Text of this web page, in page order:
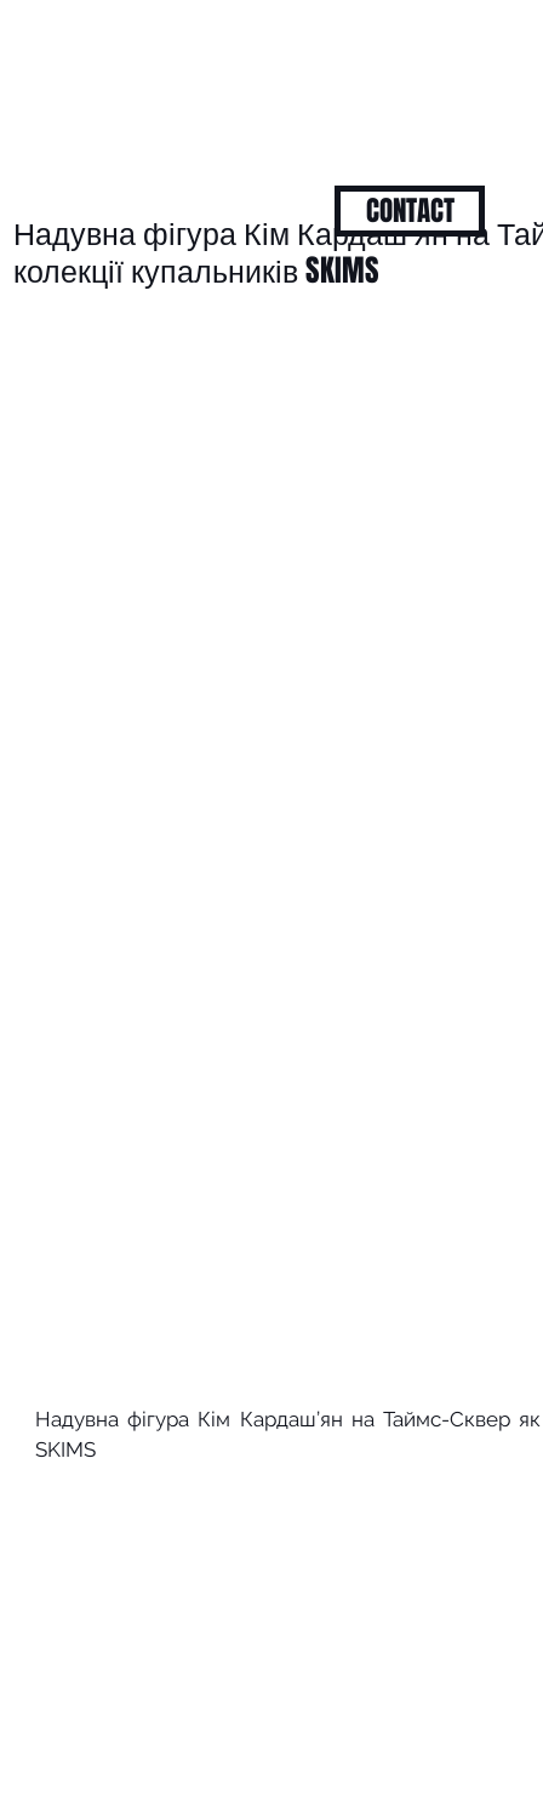
Надувна фігура Кім Кардаш’ян на
колекції купальників SKIMS
Надувна фігура Кім Кардаш’ян на Таймс-Сквер як
SKIMS
CONTACT